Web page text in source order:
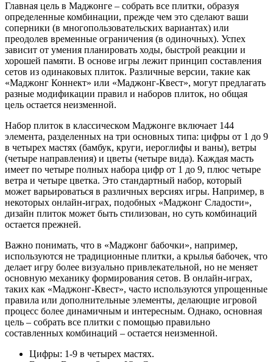
Главная цель в Маджонге – собрать все плитки, образуя
определенные комбинации, прежде чем это сделают ваши
соперники (в многопользовательских вариантах) или
преодолев временные ограничения (в одиночных). Успех
зависит от умения планировать ходы, быстрой реакции и
хорошей памяти. В основе игры лежит принцип составления
сетов из одинаковых плиток. Различные версии, такие как
«Маджонг Коннект» или «Маджонг-Квест», могут предлагать
разные модификации правил и наборов плиток, но общая
цель остается неизменной.
Набор плиток в классическом Маджонге включает 144
элемента, разделенных на три основных типа: цифры от 1 до 9
в четырех мастях (бамбук, круги, иероглифы и ваны), ветры
(четыре направления) и цветы (четыре вида). Каждая масть
имеет по четыре полных набора цифр от 1 до 9, плюс четыре
ветра и четыре цветка. Это стандартный набор, который
может варьироваться в различных версиях игры. Например, в
некоторых онлайн-играх, подобных «Маджонг Сладости»,
дизайн плиток может быть стилизован, но суть комбинаций
остается прежней.
Важно понимать, что в «Маджонг бабочки», например,
используются не традиционные плитки, а крылья бабочек, что
делает игру более визуально привлекательной, но не меняет
основную механику формирования сетов. В онлайн-играх,
таких как «Маджонг-Квест», часто используются упрощенные
правила или дополнительные элементы, делающие игровой
процесс более динамичным и интересным. Однако, основная
цель – собрать все плитки с помощью правильно
составленных комбинаций – остается неизменной.
Цифры: 1-9 в четырех мастях.